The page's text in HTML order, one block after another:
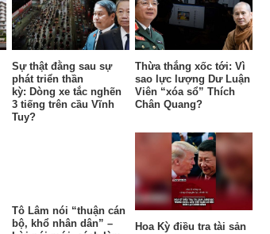
Sự thật đằng sau sự
phát triển thần
kỳ: Dòng xe tắc nghẽn
3 tiếng trên cầu Vĩnh
Tuy?
Thừa thắng xốc tới: Vì
sao lực lượng Dư Luận
Viên “xóa sổ” Thích
Chân Quang?
Tô Lâm nói “thuận cán
bộ, khổ nhân dân” –
Hoa Kỳ điều tra tài sản